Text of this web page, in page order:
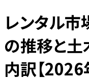
レンタル
の推移と土
内訳【2026